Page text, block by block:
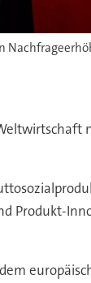
Produkt-